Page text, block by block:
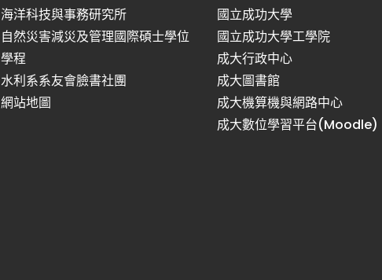
海洋科技與事務研究所
自然災害減災及管理國際碩士學位
學程
水利系系友會臉書社團
網站地圖
國立成功大學
國立成功大學工學院
成大行政中心
成大圖書館
成大機算機與網路中心
成大數位學習平台(Moodle)